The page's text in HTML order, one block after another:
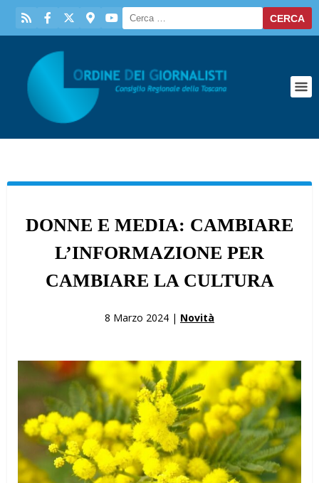
DONNE E MEDIA: CAMBIARE
L’INFORMAZIONE PER
CAMBIARE LA CULTURA
8 Marzo 2024 | Novità